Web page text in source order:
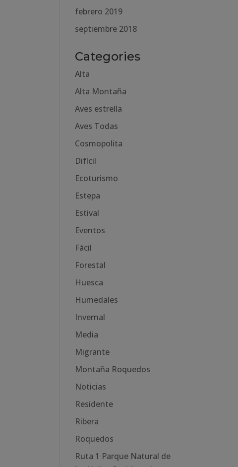
febrero 2019
septiembre 2018
Categories
Alta
Alta Montaña
Aves estrella
Aves Todas
Cosmopolita
Difícil
Ecoturismo
Estepa
Estival
Eventos
Fácil
Forestal
Huesca
Humedales
Invernal
Media
Migrante
Montaña Roquedos
Noticias
Residente
Ribera
Roquedos
Ruta 1 Parque Natural de